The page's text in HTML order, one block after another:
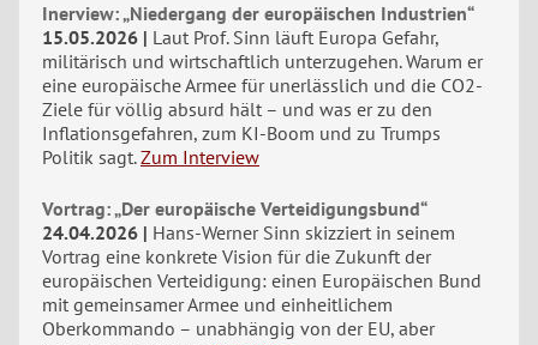
Inerview: „Niedergang der europäischen Industrien“
15.05.2026
Laut Prof. Sinn läuft Europa Gefahr,
militärisch und wirtschaftlich unterzugehen. Warum er
eine europäische Armee für unerlässlich und die CO2-
Ziele für völlig absurd hält – und was er zu den
Inflationsgefahren, zum KI-Boom und zu Trumps
Politik sagt. Zum Interview
Vortrag: „Der europäische Verteidigungsbund“
24.04.2026
Hans-Werner Sinn skizziert in seinem
Vortrag eine konkrete Vision für die Zukunft der
europäischen Verteidigung: einen Europäischen Bund
mit gemeinsamer Armee und einheitlichem
Oberkommando – unabhängig von der EU, aber